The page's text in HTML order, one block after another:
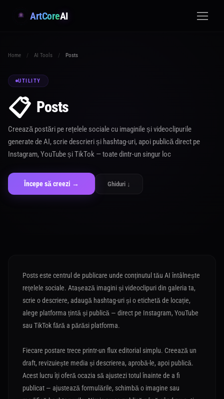
ArtCoreAI
Home / AI Tools / Posts
UTILITY
📋 Posts
Creează postări pe rețelele sociale cu imaginile și videoclipurile
generate de AI, scrie descrieri și hashtag-uri, apoi publică direct pe
Instagram, YouTube și TikTok — toate dintr-un singur loc
Începe să creezi → Ghiduri ↓
Posts este centrul de publicare unde conținutul tău AI întâlnește
rețelele sociale. Atașează imagini și videoclipuri din galeria ta,
scrie o descriere, adaugă hashtag-uri și o etichetă de locație,
alege platforma țintă și publică — direct pe Instagram, YouTube
sau TikTok fără a părăsi platforma.
Fiecare postare trece printr-un flux editorial simplu. Creează un
draft, revizuiește media și descrierea, aprobă-le, apoi publică.
Acest lucru îți oferă ocazia să ajustezi totul înainte de a fi
publicat — ajustează formulările, schimbă o imagine sau